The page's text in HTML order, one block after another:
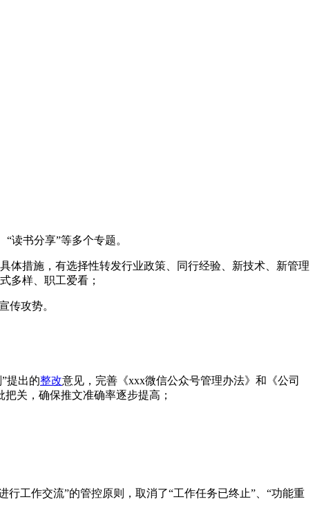
读书分享”等多个专题。
体措施，有选择性转发行业政策、同行经验、新技术、新管理
多样、职工爱看；
传攻势。
提出的整改意见，完善《xxx微信公众号管理办法》和《公司
关，确保推文准确率逐步提高；
工作交流”的管控原则，取消了“工作任务已终止”、“功能重